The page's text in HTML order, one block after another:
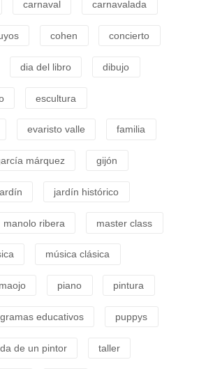
carnaval carnavalada
cohen concierto
dia del libro dibujo
escultura
evaristo valle familia
márquez gijón
jardín histórico
manolo ribera master class
música clásica
piano pintura
educativos puppys
de un pintor taller